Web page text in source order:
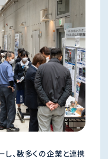
、数多くの企業と連携